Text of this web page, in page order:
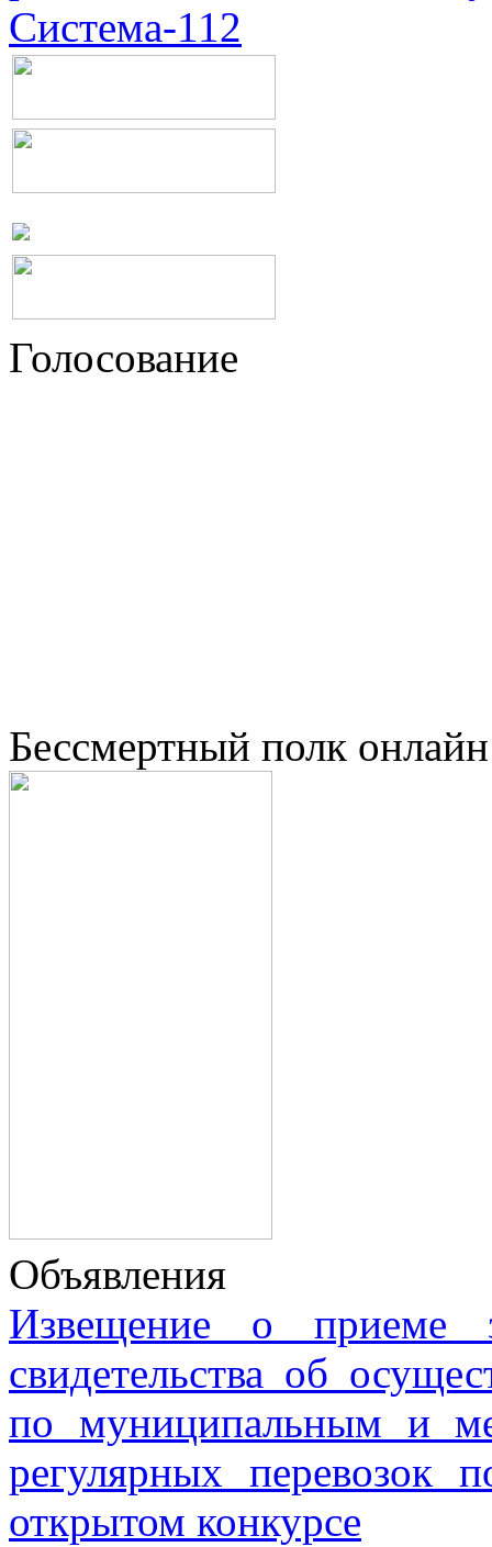
Система-112
Голосование
Бессмертный полк онлайн
Объявления
Извещение о приеме
свидетельства об
по муниципальным и
регулярных перевозок
открытом конкурсе